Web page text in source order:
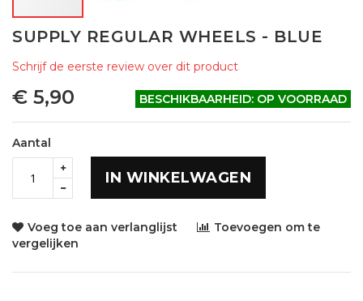
naar
het
begin
van
de
afbeeldingen-
gallerij
SUPPLY REGULAR WHEELS - BLUE
Schrijf de eerste review over dit product
€ 5,90 BESCHIKBAARHEID: OP VOORRAAD
Aantal
IN WINKELWAGEN
Voeg toe aan verlanglijst
Toevoegen om te
vergelijken